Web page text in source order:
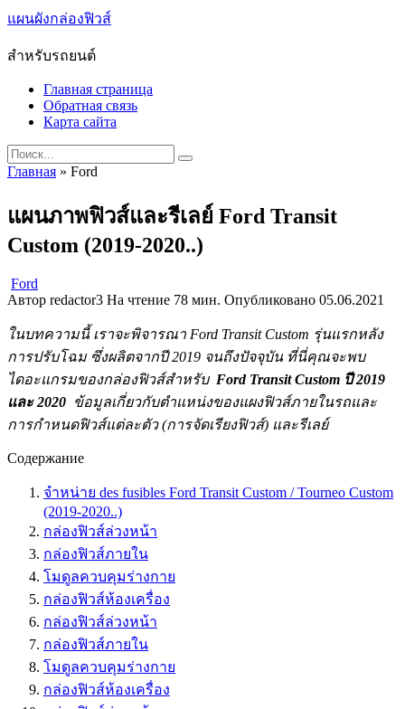
Skip
to
content
แผนผังกล่องฟิวส์
สำหรับรถยนต์
Главная страница
Обратная связь
Карта сайта
Search
for:
Главная » Ford
แผนภาพฟิวส์และรีเลย์ Ford Transit
Custom (2019-2020..)
Ford
Автор redactor3 На чтение 78 мин. Опубликовано 05.06.2021
ในบทความนี้ เราจะพิจารณา Ford Transit Custom รุ่นแรกหลัง
การปรับโฉม ซึ่งผลิตจากปี 2019 จนถึงปัจจุบัน ที่นี่คุณจะพบ
ไดอะแกรมของกล่องฟิวส์สำหรับ Ford Transit Custom ปี 2019
และ 2020 ข้อมูลเกี่ยวกับตำแหน่งของแผงฟิวส์ภายในรถและ
การกำหนดฟิวส์แต่ละตัว (การจัดเรียงฟิวส์) และรีเลย์
Содержание
จำหน่าย des fusibles Ford Transit Custom / Tourneo Custom
(2019-2020..)
กล่องฟิวส์ล่วงหน้า
กล่องฟิวส์ภายใน
โมดูลควบคุมร่างกาย
กล่องฟิวส์ห้องเครื่อง
กล่องฟิวส์ล่วงหน้า
กล่องฟิวส์ภายใน
โมดูลควบคุมร่างกาย
กล่องฟิวส์ห้องเครื่อง